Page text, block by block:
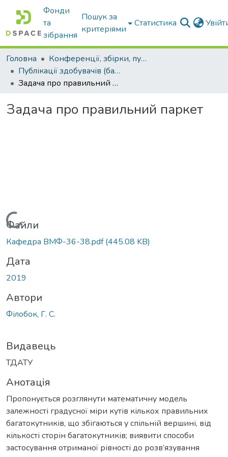
Фонди
та
зібрання
Пошук за
критеріями
Статистика
Головна
Конференції, збірки, публікації молодих вчених і здобувачів : магістрів, бакалаврів, аспірантів.
Публікації здобувачів (бакалаврів. магістрів, аспірантів)
Задача про правильний паркет
Задача про правильний паркет
Вантажиться...
Файли
Кафедра ВМФ-36-38.pdf(445.08 KB)
Дата
2019
Автори
Філобок, Г. С.
Видавець
ТДАТУ
Анотація
Пропонується розглянути математичну модель
залежності градусної міри кутів кількох правильних
багатокутників, що збігаються у спільній вершині, від
кількості сторін багатокутників; виявити способи
застосування отриманої рівності до розв’язування